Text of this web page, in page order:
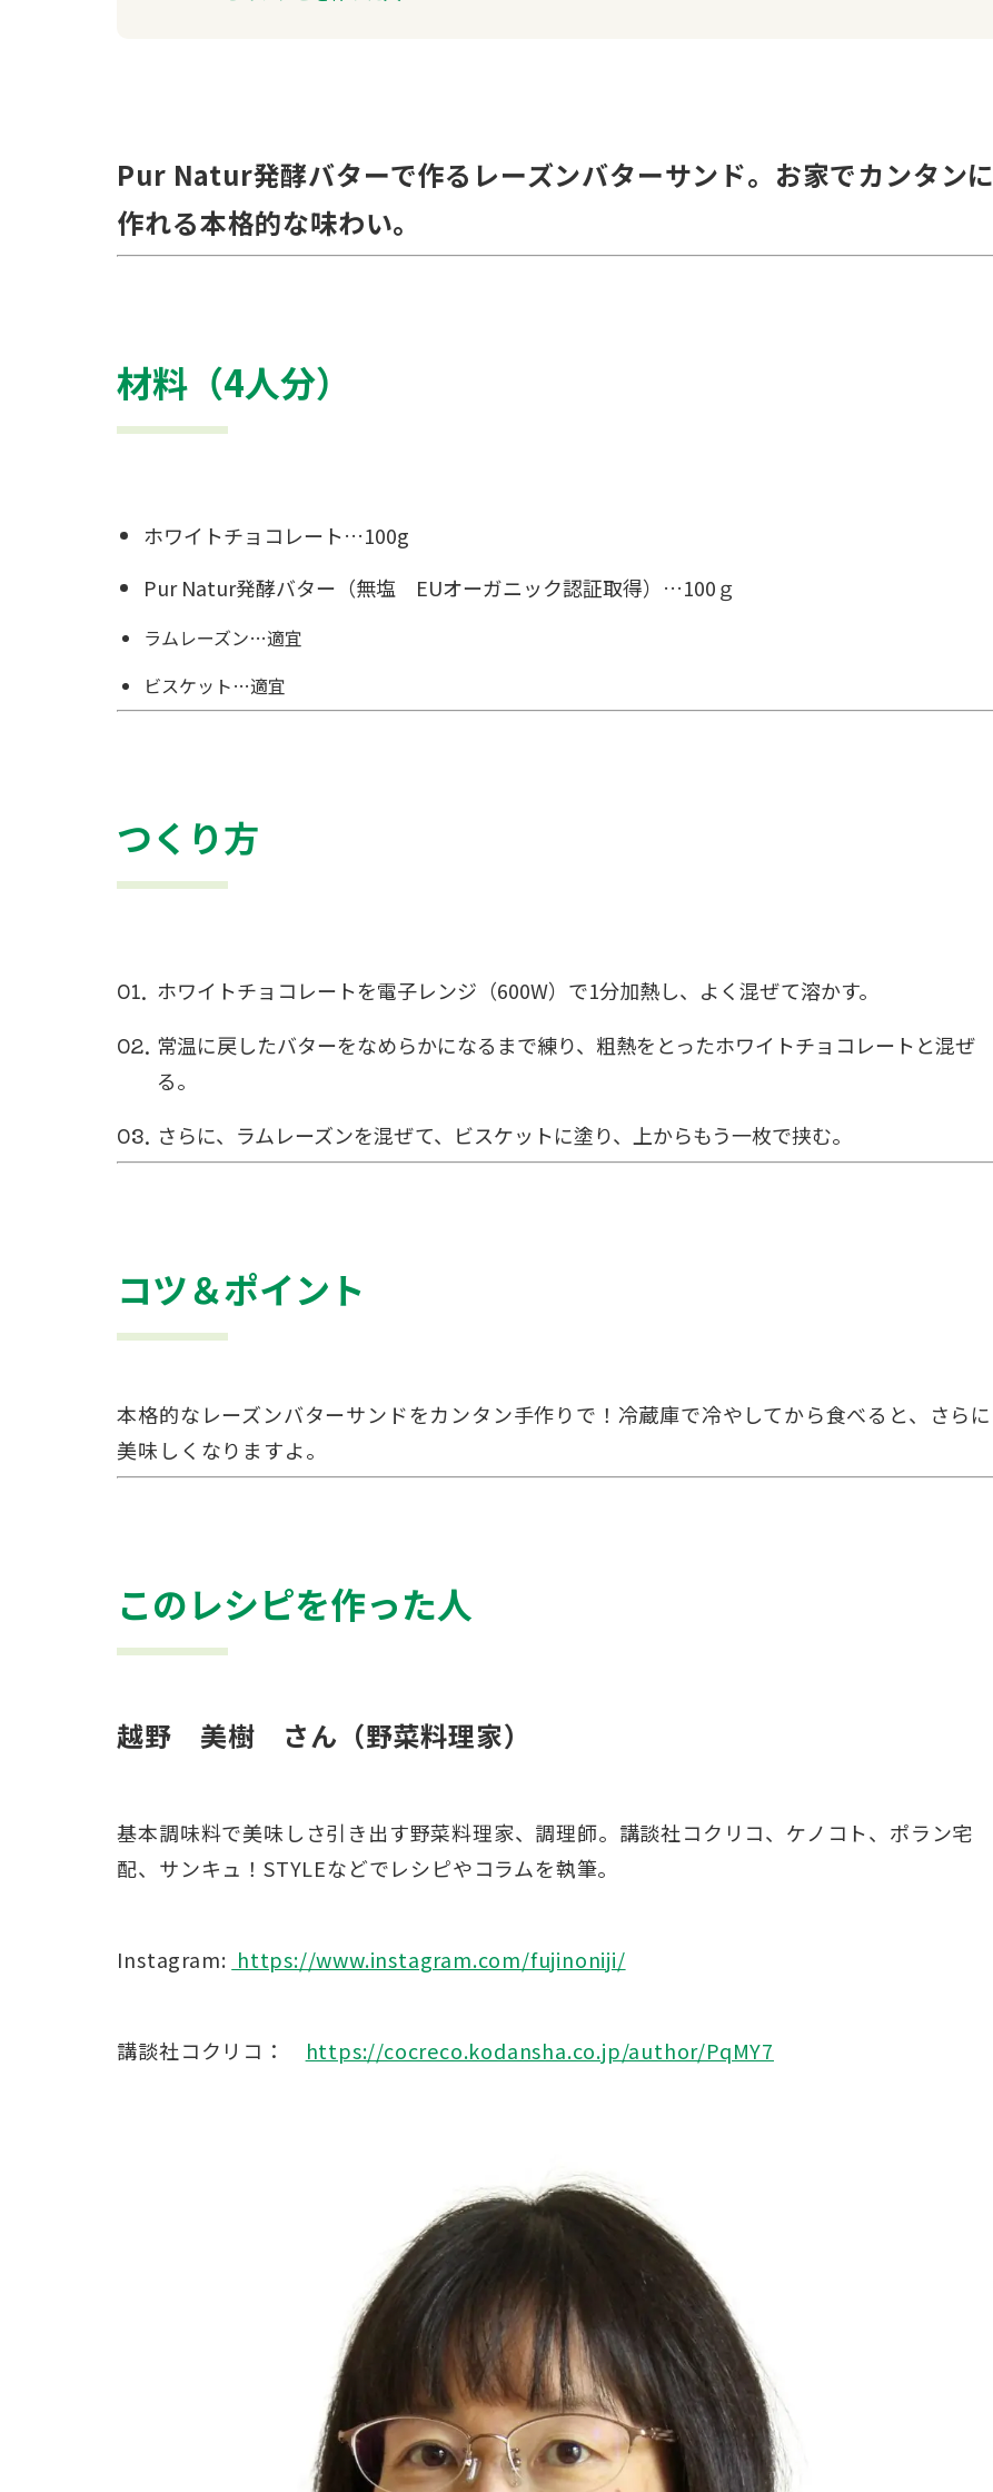
Pur Natur発酵バターで作るレーズンバターサンド。お家でカンタンに
作れる本格的な味わい。
材料（4人分）
ホワイトチョコレート…100g
Pur Natur発酵バター （無塩 EUオーガニック認証取得）…100ｇ
ラムレーズン…適宜
ビスケット…適宜
つくり方
ホワイトチョコレートを電子レンジ（600W）で1分加熱し、よく混ぜて溶かす。
常温に戻したバターをなめらかになるまで練り、粗熱をとったホワイトチョコレートと混ぜ
る。
さらに、ラムレーズンを混ぜて、ビスケットに塗り、上からもう一枚で挟む。
コツ＆ポイント
本格的なレーズンバターサンドをカンタン手作りで！冷蔵庫で冷やしてから食べると、さらに
美味しくなりますよ。
このレシピを作った人
越野 美樹 さん（野菜料理家）
基本調味料で美味しさ引き出す野菜料理家、調理師。講談社コクリコ、ケノコト、ポラン宅
配、サンキュ！STYLEなどでレシピやコラムを執筆。
Instagram: https://www.instagram.com/fujinoniji/
講談社コクリコ： https://cocreco.kodansha.co.jp/author/PqMY7